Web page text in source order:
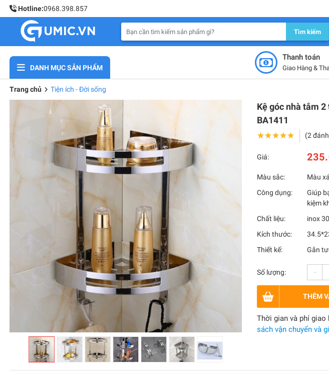
Hotline:0968.398.857
Tìm kiếm
DANH MỤC SẢN PHẨM
Thanh toán
Giao Hàng &
Trang chủ Tiện ích - Đời sống
Kệ góc nhà tắm
BA1411
★★★★★
★★★★★ (2
Giá:
Màu sắc:
Màu
Công dụng:
Giúp
kiệm
Chất liệu:
inox
Kích thước:
Thiết kế:
Gắn
Số lượng: -
THÊM
Thời gian và phí
sách vận chuyển và